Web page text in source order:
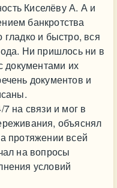
Киселёву А. А и
банкротства
и быстро, вся
Ни пришлось ни в
документами их
документов и
на связи и мог в
объяснял
протяжении всей
на вопросы
условий